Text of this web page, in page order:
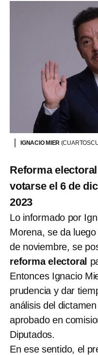
IGNACIO MIER
Reforma
votarse el 6 de
2023
Lo informado por
Morena, se da
de noviembre, se
reforma electoral
Entonces Ignacio
prudencia y dar
análisis del
aprobado en
Diputados.
En ese sentido, el